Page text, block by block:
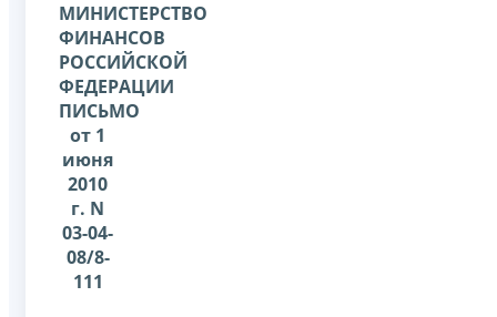
МИНИСТЕРСТВО
ФИНАНСОВ
РОССИЙСКОЙ
ФЕДЕРАЦИИ
ПИСЬМО
от 1
июня
2010
г. N
03-04-
08/8-
111